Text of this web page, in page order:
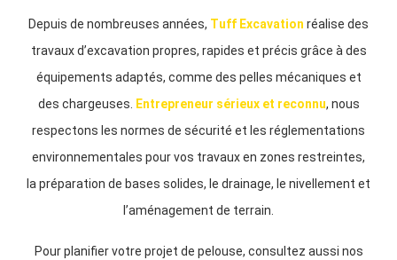
Depuis de nombreuses années, Tuff Excavation réalise des
travaux d’excavation propres, rapides et précis grâce à des
équipements adaptés, comme des pelles mécaniques et
des chargeuses.
Entrepreneur sérieux et reconnu, nous
respectons les normes de sécurité et les réglementations
environnementales pour vos travaux en zones restreintes,
la préparation de bases solides, le drainage, le nivellement et
l’aménagement de terrain.
Pour planifier votre projet de pelouse, consultez aussi nos